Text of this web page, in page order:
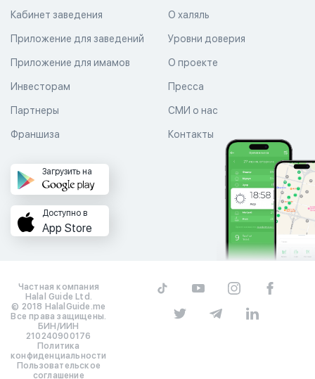
О халяль
Уровни доверия
Кабинет заведения
Приложение для заведений
Приложение для имамов О проекте
Пресса
СМИ о нас
Контакты
Инвесторам
Партнеры
Франшиза
Загрузить на
Доступно в
App Store
Частная компания
Halal Guide Ltd.
© 2018 HalalGuide.me
Все права защищены.
БИН/ИИН
210240900176
Политика
конфиденциальности
Пользовательское
соглашение